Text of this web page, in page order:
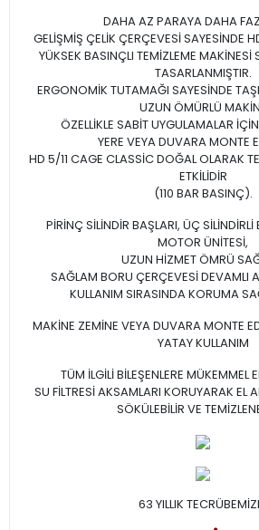
DAHA AZ PARAYA DAHA
GELİŞMİŞ ÇELİK ÇERÇEVESİ SAYESİNDE
YÜKSEK BASINÇLI TEMİZLEME MAKİNESİ
TASARLANMIŞTIR.
ERGONOMİK TUTAMAĞI SAYESİNDE
UZUN ÖMÜRLÜ
ÖZELLİKLE SABİT UYGULAMALAR
YERE VEYA DUVARA MONTE
HD 5/11 CAGE CLASSİC DOĞAL OLARAK
ETKİLİDİR
(110 BAR BASINÇ).
PİRİNÇ SİLİNDİR BAŞLARI, ÜÇ SİLİNDİRLİ
MOTOR ÜNİTESİ,
UZUN HİZMET ÖMRÜ
SAĞLAM BORU ÇERÇEVESİ DEVAMLI
KULLANIM SIRASINDA KORUMA
MAKİNE ZEMİNE VEYA DUVARA MONTE
YATAY KULLANIM
TÜM İLGİLİ BİLEŞENLERE MÜKEMMEL
SU FİLTRESİ AKSAMLARI KORUYARAK EL
SÖKÜLEBİLİR VE
63 YILLIK